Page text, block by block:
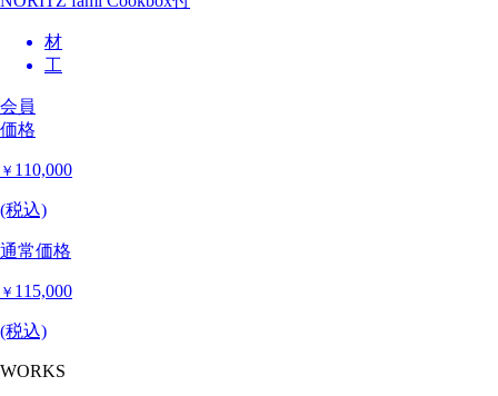
材
工
会員
価格
￥ 110,000
(税込)
通常価格
￥ 115,000
(税込)
WORKS